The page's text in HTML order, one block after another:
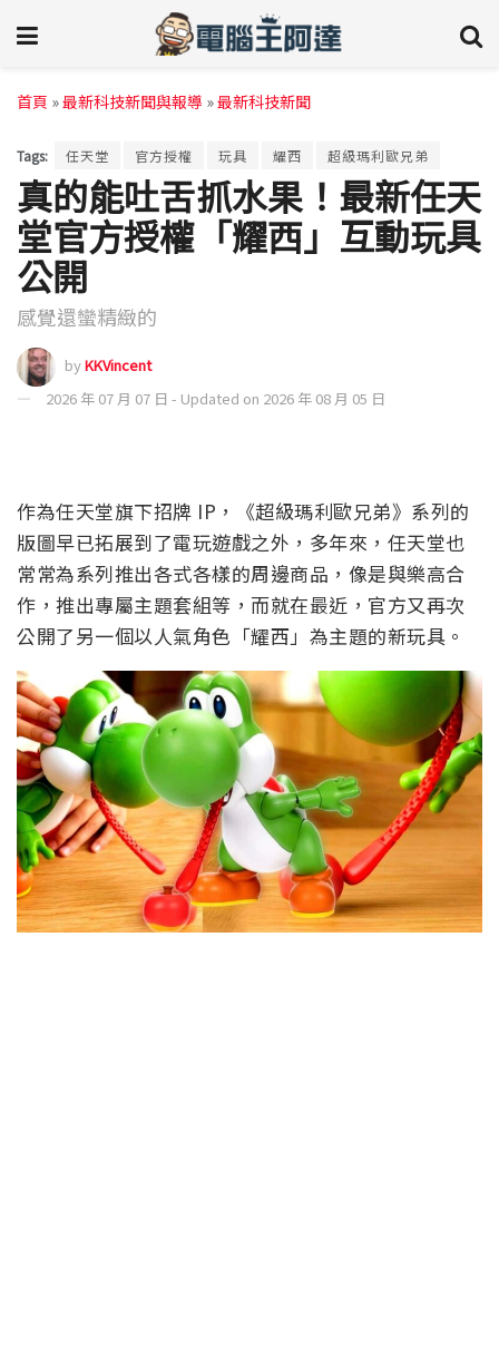
首頁 »最新科技新聞與報導 »最新科技新聞
Tags: 任天堂 官方授權 玩具 耀西 超級瑪利歐兄弟
真的能吐舌抓水果！最新任天
堂官方授權「耀西」互動玩具
公開
感覺還蠻精緻的
byKKVincent
2026 年 07 月 07 日 - Updated on 2026 年 08 月 05 日
作為任天堂旗下招牌 IP，《超級瑪利歐兄弟》系列的
版圖早已拓展到了電玩遊戲之外，多年來，任天堂也
常常為系列推出各式各樣的周邊商品，像是與樂高合
作，推出專屬主題套組等，而就在最近，官方又再次
公開了另一個以人氣角色「耀西」為主題的新玩具。